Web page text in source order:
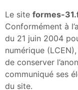
Le site formes-
Conformément à
du 21 juin 2004
numérique
de conserver
communiqué ses
du site.